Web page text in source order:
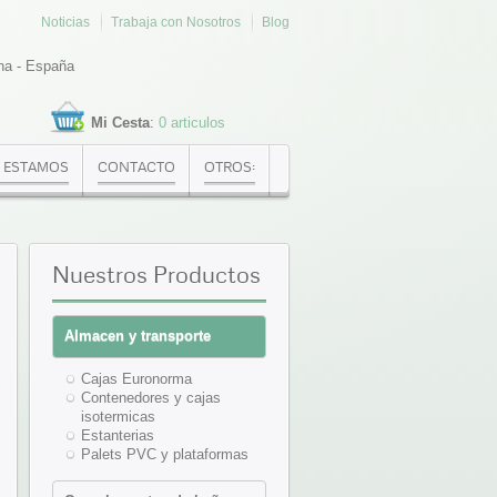
Noticias Trabaja con Nosotros Blog
- España
Mi Cesta: 0 articulos
CONTACTO OTROS:
Nuestros Productos
Almacen y transporte
Cajas Euronorma
Contenedores y cajas
isotermicas
Estanterias
Palets PVC y plataformas